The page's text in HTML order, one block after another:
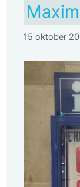
15 oktober